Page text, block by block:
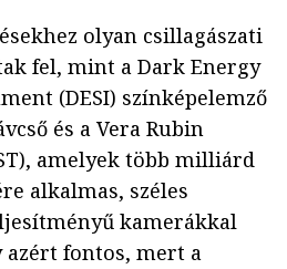
olyan csillagászati
fel, mint a Dark Energy
(DESI) színképelemző
és a Vera Rubin
amelyek több milliárd
alkalmas, széles
kamerákkal
fontos, mert a